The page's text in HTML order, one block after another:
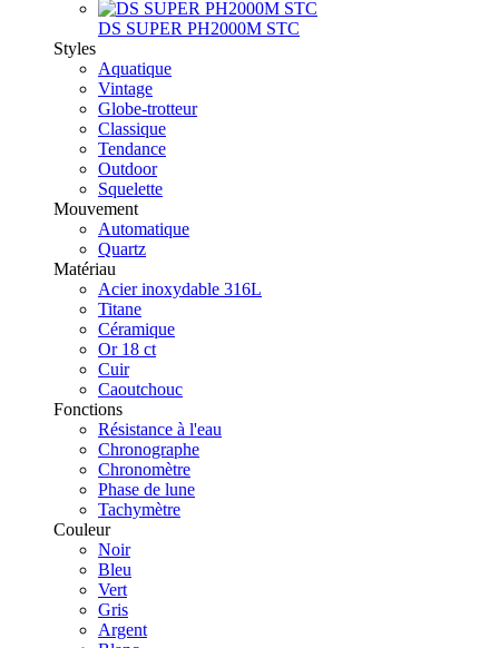
DS SUPER PH2000M STC
Styles
Aquatique
Vintage
Globe-trotteur
Classique
Tendance
Outdoor
Squelette
Mouvement
Automatique
Quartz
Matériau
Acier inoxydable 316L
Titane
Céramique
Or 18 ct
Cuir
Caoutchouc
Fonctions
Résistance à l'eau
Chronographe
Chronomètre
Phase de lune
Tachymètre
Couleur
Noir
Bleu
Vert
Gris
Argent